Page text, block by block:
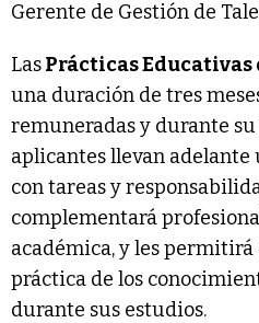
Gerente de Gestión de
LasPrácticas Educativas
una duración de tres
remuneradas y durante su
aplicantes llevan
con tareas y
complementará
académica, y les
práctica de los
durante sus estudios.